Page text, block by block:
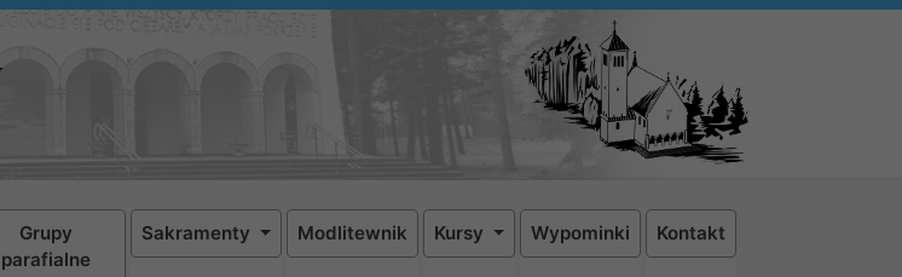
Grupy
parafialne
Sakramenty Modlitewnik Kursy Wypominki Kontakt